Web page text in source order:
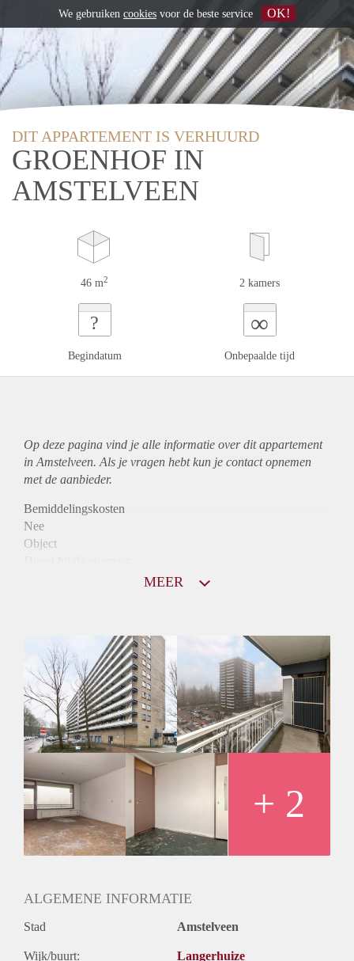
DIT APPARTEMENT IS VERHUURD
GROENHOF IN
AMSTELVEEN
46 m2 2 kamers
?
Begindatum
∞
Onbepaalde tijd
Op deze pagina vind je alle informatie over ditappartement
in Amstelveen. Als je vragen hebt kun je contact opnemen
met de aanbieder.
Bemiddelingskosten
Nee
Object
Huurtoeslag
Niet mogelijk
Inkomen eis
3,1 X Maandhuur Bruto
Huurtermijn
Onbepaalde termijn
Oplevering
Kaal
MEER
+ 2
ALGEMENE INFORMATIE
Stad Amstelveen
Wijk/buurt: Langerhuize
We gebruiken cookies voor de beste service OK!